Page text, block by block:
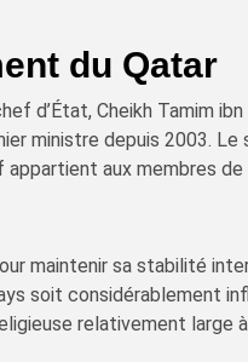
du Qatar
d’État, Cheikh Tamim
ministre depuis 2003.
aux membres de
maintenir sa stabilité
soit considérablement
relativement large